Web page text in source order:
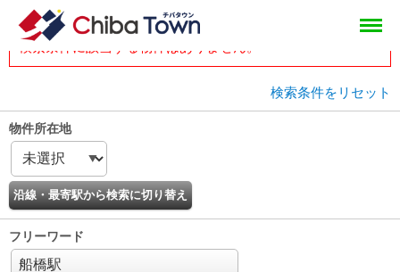
head
物件一覧
検索条件をリセット
物件所在地
フリーワード